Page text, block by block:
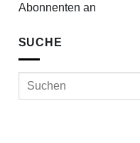
Abonnenten an
SUCHE